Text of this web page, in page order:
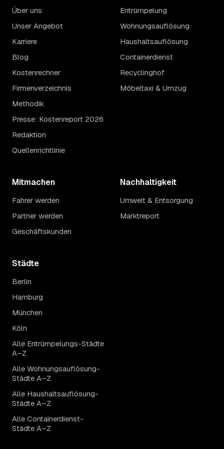
Über uns
Unser Angebot
Karriere
Blog
Kostenrechner
Firmenverzeichnis
Methodik
Presse: Kostenreport 2026
Redaktion
Quellenrichtlinie
Entrümpelung
Wohnungsauflösung
Haushaltsauflösung
Containerdienst
Recyclinghof
Möbeltaxi & Umzug
Mitmachen
Fahrer werden
Partner werden
Geschäftskunden
Nachhaltigkeit
Umwelt & Entsorgung
Marktreport
Städte
Berlin
Hamburg
München
Köln
Alle Entrümpelungs-Städte
A–Z
Alle Wohnungsauflösung-
Städte A–Z
Alle Haushaltsauflösung-
Städte A–Z
Alle Containerdienst-
Städte A–Z